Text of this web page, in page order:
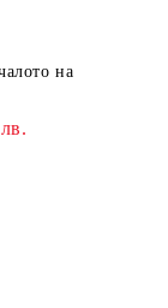
на